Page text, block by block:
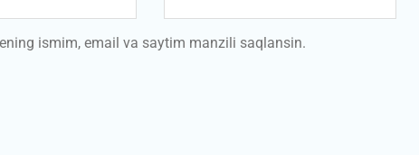
ismim, email va saytim manzili saqlansin.